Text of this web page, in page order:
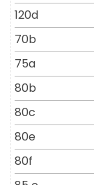
120d
70b
75a
80b
80c
80e
80f